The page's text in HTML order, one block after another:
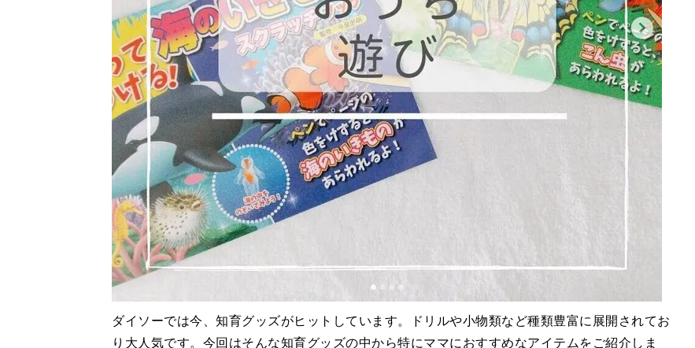
ダイソーでは今、知育グッズがヒットしています。ドリルや小物類など種類豊富に展開されてお
り大人気です。今回はそんな知育グッズの中から特にママにおすすめなアイテムをご紹介しま